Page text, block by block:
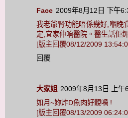
Face 2009年8月12日 下午
我老爺腎功能唔係幾好,嗰晚
定,宜家仲响醫院。醫生話佢
[版主回覆08/12/2009
回覆
大家姐 2009年8月13日 上午
如月~妳炸D魚肉好靚喎 !
[版主回覆08/13/2009